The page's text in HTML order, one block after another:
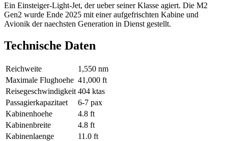
Ein Einsteiger-Light-Jet, der ueber seiner Klasse agiert. Die M2
Gen2 wurde Ende 2025 mit einer aufgefrischten Kabine und
Avionik der naechsten Generation in Dienst gestellt.
Technische Daten
Reichweite
1,550 nm
Maximale Flughoehe 41,000 ft
Reisegeschwindigkeit 404 ktas
Passagierkapazitaet
6-7 pax
Kabinenhoehe
4.8 ft
Kabinenbreite
4.8 ft
Kabinenlaenge
11.0 ft